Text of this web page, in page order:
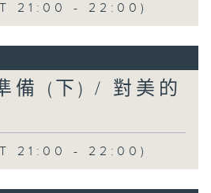
21:00 - 22:00)
備 (下) / 對美的
21:00 - 22:00)